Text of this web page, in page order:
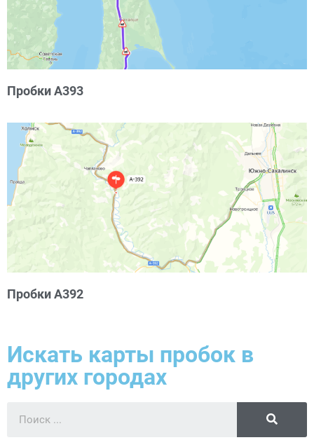
Пробки А393
Пробки А392
Искать карты пробок в
других городах